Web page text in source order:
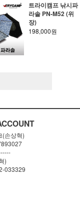
트라이캠프 낚시파
라솔 PN-M52 (위
장)
198,000원
(손상혁)
)
033329